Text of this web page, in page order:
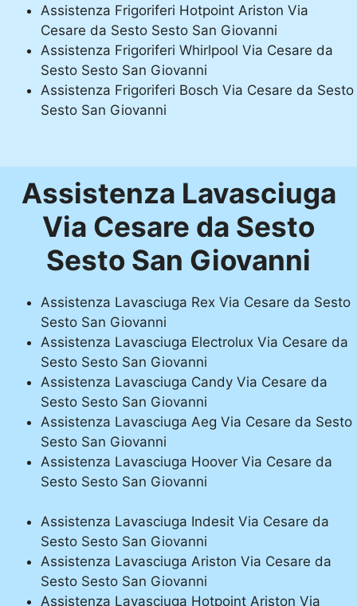
Assistenza Frigoriferi Hotpoint Ariston Via
Cesare da Sesto Sesto San Giovanni
Assistenza Frigoriferi Whirlpool Via Cesare da
Sesto Sesto San Giovanni
Assistenza Frigoriferi Bosch Via Cesare da Sesto
Sesto San Giovanni
Assistenza Lavasciuga
Via Cesare da Sesto
Sesto San Giovanni
Assistenza Lavasciuga Rex Via Cesare da Sesto
Sesto San Giovanni
Assistenza Lavasciuga Electrolux Via Cesare da
Sesto Sesto San Giovanni
Assistenza Lavasciuga Candy Via Cesare da
Sesto Sesto San Giovanni
Assistenza Lavasciuga Aeg Via Cesare da Sesto
Sesto San Giovanni
Assistenza Lavasciuga Hoover Via Cesare da
Sesto Sesto San Giovanni
Assistenza Lavasciuga Indesit Via Cesare da
Sesto Sesto San Giovanni
Assistenza Lavasciuga Ariston Via Cesare da
Sesto Sesto San Giovanni
Assistenza Lavasciuga Hotpoint Ariston Via